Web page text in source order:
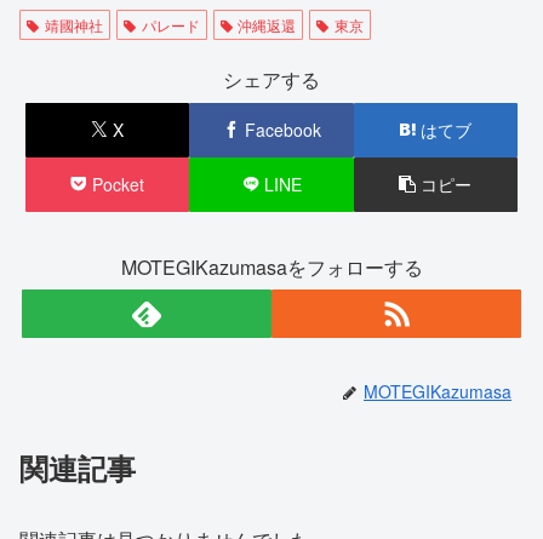
靖國神社 パレード 沖縄返還 東京
シェアする
X Facebook はてブ
Pocket LINE コピー
MOTEGIKazumasaをフォローする
MOTEGIKazumasa
関連記事